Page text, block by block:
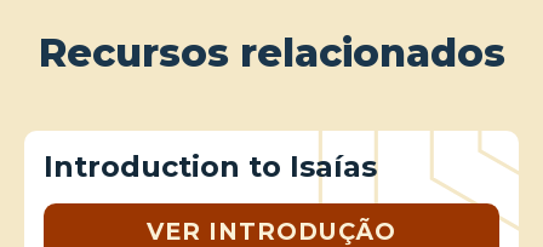
Recursos relacionados
Introduction to Isaías
VER INTRODUÇÃO